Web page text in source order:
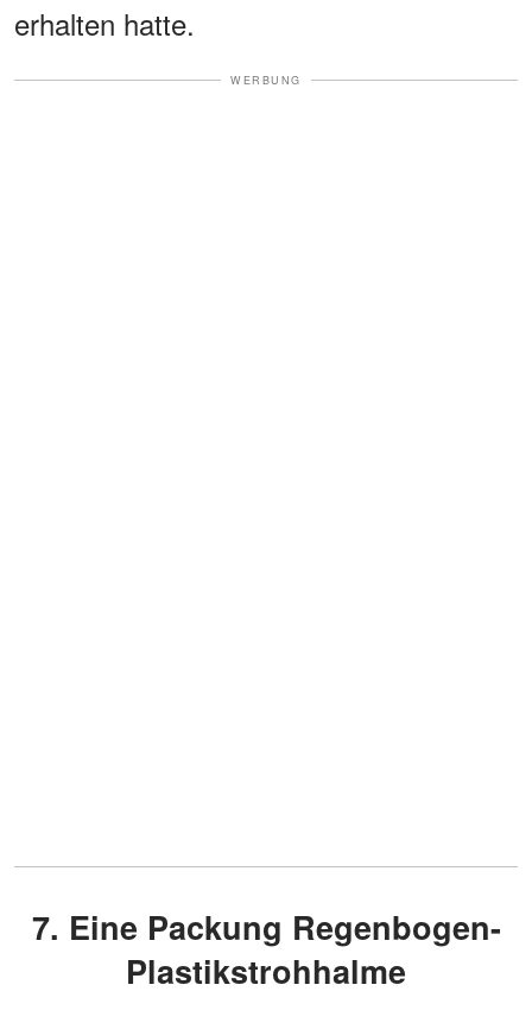
erhalten hatte.
WERBUNG
7. Eine Packung Regenbogen-
Plastikstrohhalme